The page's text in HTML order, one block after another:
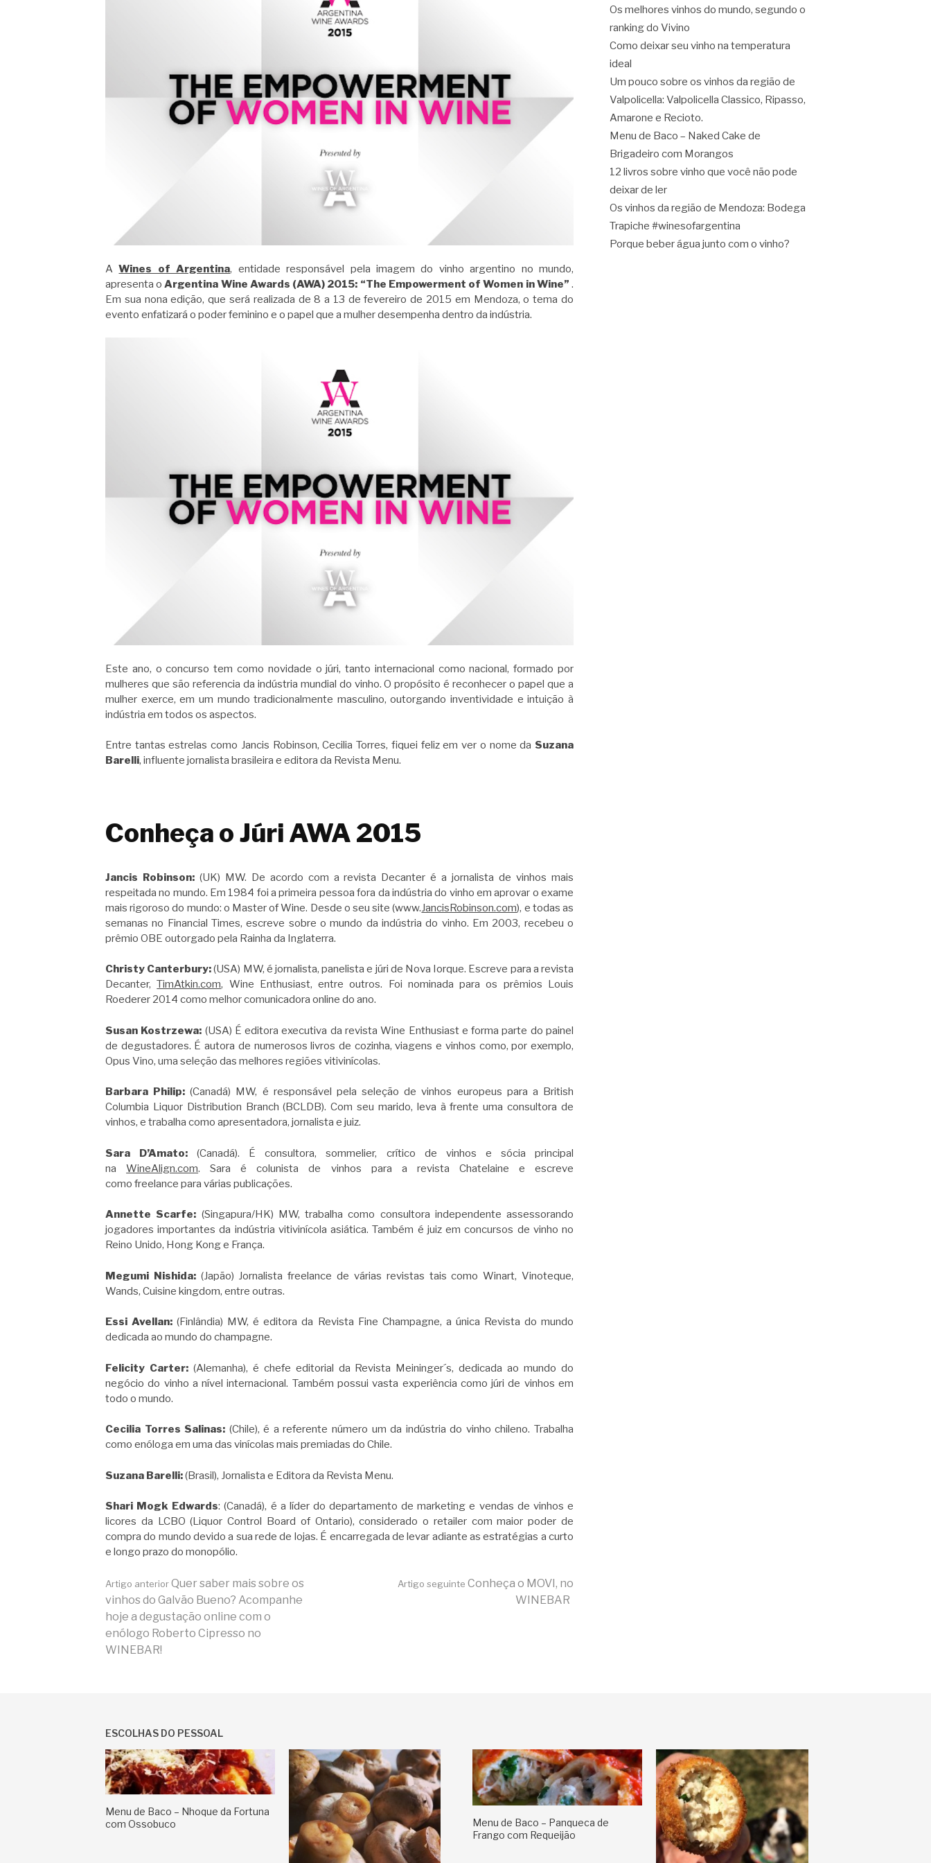
AWines of Argentina, entidade responsável pela imagem do vinho argentino no mundo,
apresenta oArgentina Wine Awards (AWA) 2015: “The Empowerment of Women in Wine”.
Em sua nona edição, que será realizada de 8 a 13 de fevereiro de 2015 em Mendoza, o tema do
evento enfatizará o poder feminino e o papel que a mulher desempenha dentro da indústria.
Este ano, o concurso tem como novidade o júri, tanto internacional como nacional, formado por
mulheres que são referencia da indústria mundial do vinho. O propósito é reconhecer o papel que a
mulher exerce, em um mundo tradicionalmente masculino, outorgando inventividade e intuição à
indústria em todos os aspectos.
Entre tantas estrelas como Jancis Robinson, Cecilia Torres, fiquei feliz em ver o nome da Suzana
Barelli, influente jornalista brasileira e editora da Revista Menu.
Conheça o Júri AWA 2015
Jancis Robinson:(UK) MW. De acordo com a revista Decanter é a jornalista de vinhos mais
respeitada no mundo. Em 1984 foi a primeira pessoa fora da indústria do vinho em aprovar o exame
mais rigoroso do mundo: o Master of Wine. Desde o seu site (www.JancisRobinson.com), e todas as
semanas no Financial Times, escreve sobre o mundo da indústria do vinho. Em 2003, recebeu o
prêmio OBE outorgado pela Rainha da Inglaterra.
Christy Canterbury:(USA) MW, é jornalista, panelista e júri de Nova Iorque. Escreve para a revista
Decanter,TimAtkin.com, Wine Enthusiast, entre outros. Foi nominada para os prêmios Louis
Roederer 2014 como melhor comunicadora online do ano.
Susan Kostrzewa: (USA) É editora executiva da revista Wine Enthusiast e forma parte do painel
de degustadores. É autora de numerosos livros de cozinha, viagens e vinhos como, por exemplo,
Opus Vino, uma seleção das melhores regiões vitivinícolas.
Barbara Philip:(Canadá) MW, é responsável pela seleção de vinhos europeus para a British
Columbia Liquor Distribution Branch (BCLDB). Com seu marido, leva à frente uma consultora de
vinhos, e trabalha como apresentadora, jornalista e juiz.
Sara D’Amato:(Canadá). É consultora, sommelier, crítico de vinhos e sócia principal
naWineAlign.com. Sara é colunista de vinhos para a revista Chatelaine e escreve
como freelance para várias publicações.
Annette Scarfe: (Singapura/HK) MW, trabalha como consultora independente assessorando
jogadores importantes da indústria vitivinícola asiática. Também é juiz em concursos de vinho no
Reino Unido, Hong Kong e França.
Megumi Nishida: (Japão) Jornalista freelance de várias revistas tais como Winart, Vinoteque,
Wands, Cuisine kingdom, entre outras.
Essi Avellan:(Finlândia) MW, é editora da Revista Fine Champagne, a única Revista do mundo
dedicada ao mundo do champagne.
Felicity Carter:(Alemanha), é chefe editorial da Revista Meininger´s, dedicada ao mundo do
negócio do vinho a nível internacional. Também possui vasta experiência como júri de vinhos em
todo o mundo.
Cecilia Torres Salinas: (Chile), é a referente número um da indústria do vinho chileno. Trabalha
como enóloga em uma das vinícolas mais premiadas do Chile.
Suzana Barelli:(Brasil), Jornalista e Editora da Revista Menu.
Shari Mogk Edwards: (Canadá), é a líder do departamento de marketing e vendas de vinhos e
licores da LCBO (Liquor Control Board of Ontario), considerado o retailer com maior poder de
compra do mundo devido a sua rede de lojas. É encarregada de levar adiante as estratégias a curto
e longo prazo do monopólio.
Continue
lendo
Artigo anteriorQuer saber mais sobre os
vinhos do Galvão Bueno? Acompanhe
hoje a degustação online com o
enólogo Roberto Cipresso no
WINEBAR!
Artigo seguinte Conheça o MOVI, no
WINEBAR
Os melhores vinhos do mundo, segundo o
ranking do Vivino
Como deixar seu vinho na temperatura
ideal
Um pouco sobre os vinhos da região de
Valpolicella: Valpolicella Classico, Ripasso,
Amarone e Recioto.
Menu de Baco – Naked Cake de
Brigadeiro com Morangos
12 livros sobre vinho que você não pode
deixar de ler
Os vinhos da região de Mendoza: Bodega
Trapiche #winesofargentina
Porque beber água junto com o vinho?
ESCOLHAS DO PESSOAL
Menu de Baco – Nhoque da Fortuna
com Ossobuco
Menu de Baco – Panqueca de
Frango com Requeijão